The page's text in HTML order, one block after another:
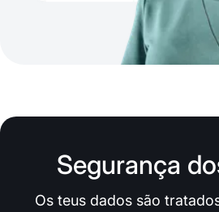
Segurança
Os teus dados são